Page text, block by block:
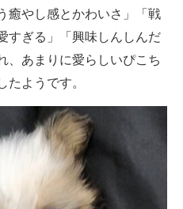
やし感とかわいさ」「戦
すぎる」「興味しんしんだ
、あまりに愛らしいぴこち
たようです。